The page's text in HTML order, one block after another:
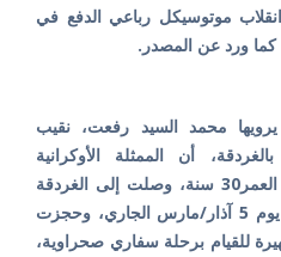
موتوسيكل رباعي الدفع في
ورد عن المصدر.
محمد السيد رفعت، نقيب
أن الممثلة الأوكرانية
» البالغة من العمر30 سنة، وصلت إلى الغردقة
في رحلة سياحية برفقة زوجها يوم 5 آذار/مارس الجاري، وحجزت
للقيام برحلة سفاري صحراوية،